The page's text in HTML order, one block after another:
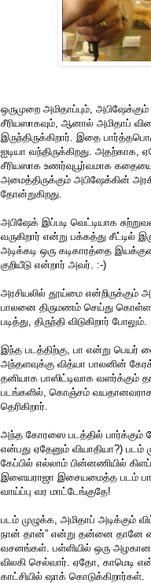
ஒருமுறை அமிதாப்பும்,
சீரியஸாகவும், ஆனால் அமிதாப்
இருந்திருக்கிறார். இதை
ஐடியா வந்திருக்கிறது.
சீரியஸாக உணர்வுபூர்வமாக
அமைத்திருக்கும் அபிஷேக்கின்
தோன்றுகிறது.
அபிஷேக் இப்படி வெட்டியாக
வருகிறார் என்று பக்கத்து சீட்டில்
அடிக்கடி ஒரு கடிகாரத்தை
குறியீடு என்றார் அவர். :-)
அரசியலில் தூய்மை என்றிருக்கும்
பாலனை திருமணம் செய்து
படித்து, திருந்தி விடுகிறார் போலும்.
இந்த படத்திற்கு, பா என்று பெயர்
அந்தளவுக்கு வித்யா பாலனின்
தனியாக பாஸிட்டிவாக வளர்க்கும்
படங்களில், கொஞ்சம் வயதானவராக
தெரிகிறார்.
அந்த கோரஸை படத்தில் பார்க்கும்
என்பது ஏதேனும் வியாதியா?)
கேப்பில் எல்லாம் பின்னணியில்
இளையராஜா இசையமைத்த படம்
வாய்ப்பு வர மாட்டேங்குதே!
படம் முழுக்க, அமிதாப் அடிக்கும்
நான் தான்” என்று தன்னை தானே
வசனங்கள். பள்ளியில் ஒரு அழகான
விலகி செல்வார். ஏதோ, காமெடி
காட்சியில் ஷாக் கொடுக்கிறார்கள்.